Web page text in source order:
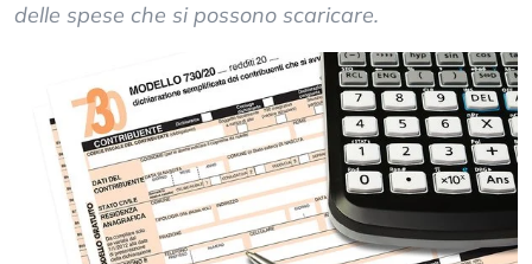
delle spese che si possono scaricare.